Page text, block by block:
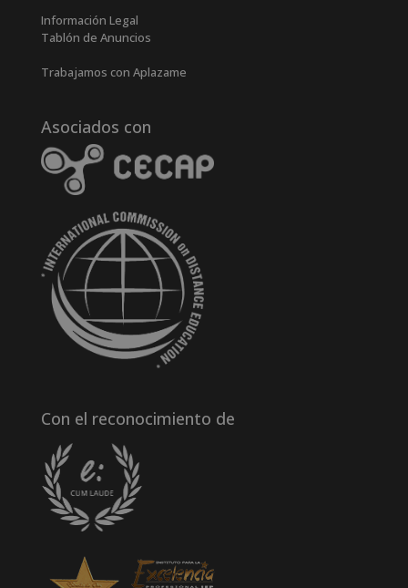
Información Legal
Tablón de Anuncios
Trabajamos con Aplazame
Asociados con
Con el reconocimiento de